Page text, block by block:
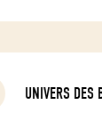
UNIVERS DES